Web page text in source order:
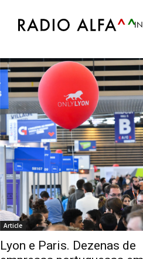
Accueil Tags Aicep feiras Françaeiras
Tag: aicep feiras
Article
Lyon e Paris. Dezenas de